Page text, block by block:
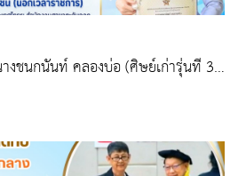
งชนกนันท์ คลองบ่อ (ศิษย์เก่ารุ่นที่ 30
สระบุรี)